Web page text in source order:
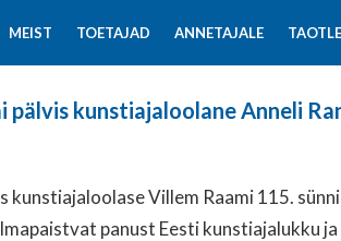
MEIST TOETAJAD ANNETAJALE
kunstiajaloolane Anneli
Villem Raami 115.
panust Eesti kunstiajalukku